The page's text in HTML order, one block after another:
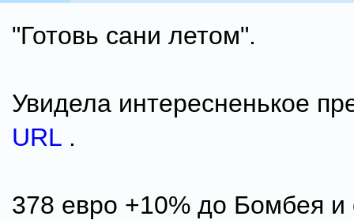
"Готовь сани летом".
Увидела интересненькое
URL .
378 евро +10% до Бомбея и